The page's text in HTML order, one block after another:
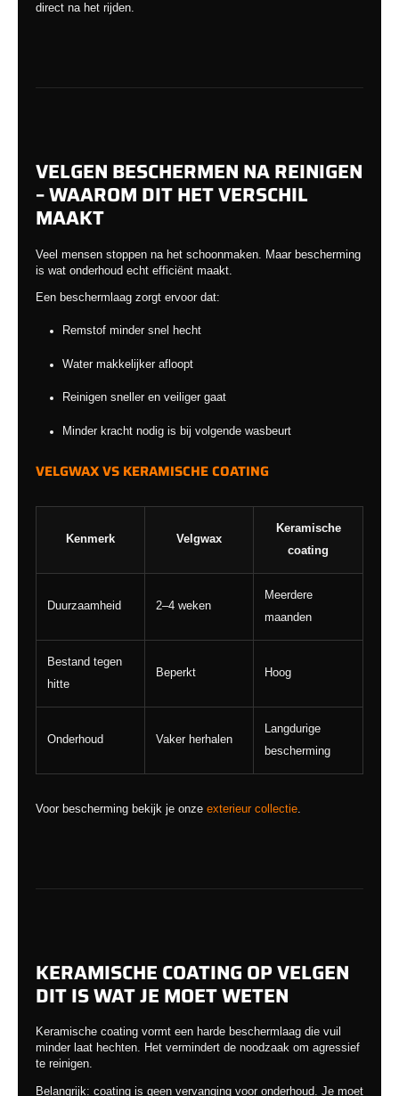
direct na het rijden.
VELGEN BESCHERMEN NA REINIGEN
– WAAROM DIT HET VERSCHIL
MAAKT
Veel mensen stoppen na het schoonmaken. Maar bescherming
is wat onderhoud echt efficiënt maakt.
Een beschermlaag zorgt ervoor dat:
Remstof minder snel hecht
Water makkelijker afloopt
Reinigen sneller en veiliger gaat
Minder kracht nodig is bij volgende wasbeurt
VELGWAX VS KERAMISCHE COATING
Kenmerk Velgwax
Keramische
coating
Duurzaamheid 2–4 weken
Meerdere
maanden
Bestand tegen
hitte
Beperkt Hoog
Onderhoud Vaker herhalen
Langdurige
bescherming
Voor bescherming bekijk je onze exterieur collectie
KERAMISCHE COATING OP VELGEN
DIT IS WAT JE MOET WETEN
Keramische coating vormt een harde beschermlaag die vuil
minder laat hechten. Het vermindert de noodzaak om agressief
te reinigen.
Belangrijk: coating is geen vervanging voor onderhoud. Je moet